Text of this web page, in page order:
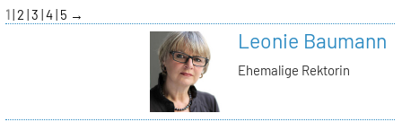
zum
Inhalt
1 2 3 4 5 →
Leonie Baumann
Ehemalige Rektorin